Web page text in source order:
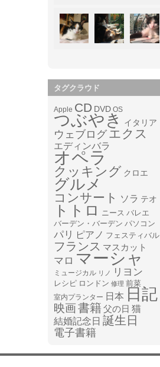
タグクラウド
Apple CD DVD OS
つぶやき イタリア
ウェブログ エクス
エディンバラ
オペラ
クッキング クロエ
グルメ
コンサート ソラ テオ
トトロ ニース バレエ
バーデン・バーデン パソコン
パリ ピアノ フェスティバル
フランス マスカット
マロ マーシャ
ミュージカル リノ リヨン
レシピ ロンドン 修理 前菜
室内プランター 日本 日記
映画書籍 父の日 猫
結婚記念日 誕生日
電子書籍